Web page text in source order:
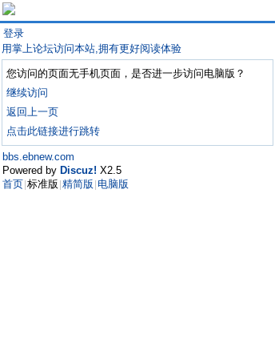
登录
用掌上论坛访问本站,拥有更好阅读体验
您访问的页面无手机页面，是否进一步访问电脑版？
继续访问
返回上一页
点击此链接进行跳转
bbs.ebnew.com
Powered by Discuz! X2.5
首页 标准版 精简版 电脑版